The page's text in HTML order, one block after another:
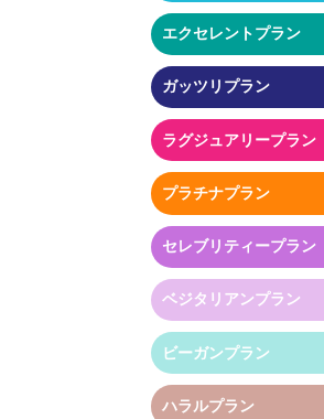
エクセレントプラン
ガッツリプラン
ラグジュアリープラン
プラチナプラン
セレブリティープラン
ベジタリアンプラン
ビーガンプラン
ハラルプラン